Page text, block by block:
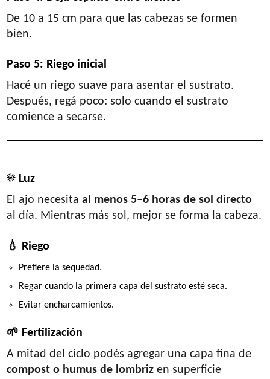
De 10 a 15 cm para que las cabezas se formen
bien.
Paso 5: Riego inicial
Hacé un riego suave para asentar el sustrato.
Después, regá poco: solo cuando el sustrato
comience a secarse.
☀ Luz
El ajo necesitaal menos 5–6 horas de sol directo
al día. Mientras más sol, mejor se forma la cabeza.
💧 Riego
Prefiere la sequedad.
Regar cuando la primera capa del sustrato esté seca.
Evitar encharcamientos.
🌱 Fertilización
A mitad del ciclo podés agregar una capa fina de
compost o humus de lombriz en superficie